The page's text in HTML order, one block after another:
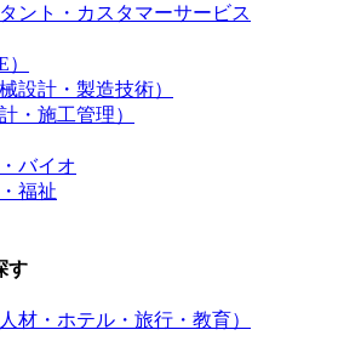
ント・カスタマーサービス
設計・製造技術）
・施工管理）
バイオ
福祉
す
材・ホテル・旅行・教育）